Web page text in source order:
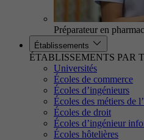
Préparateur en
Établissements
ÉTABLISSEMENTS PAR
Universités
Écoles de commerce
Écoles d’ingénieurs
Écoles des métiers de
Écoles de droit
Écoles d’ingénieur
Écoles hôtelières